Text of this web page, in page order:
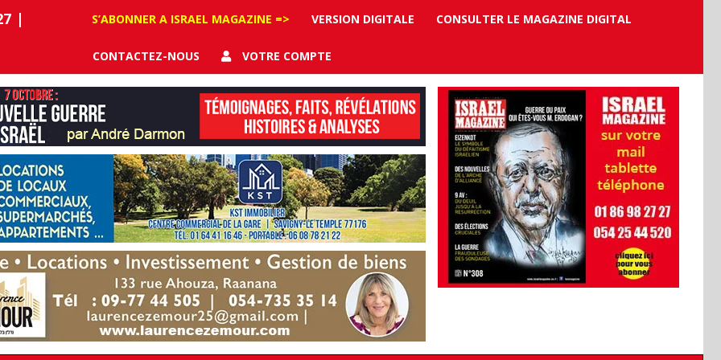
|
S’ABONNER A ISRAEL MAGAZINE => VERSION DIGITALE CONSULTER LE MAGAZINE DIGITAL
CONTACTEZ-NOUS VOTRE COMPTE